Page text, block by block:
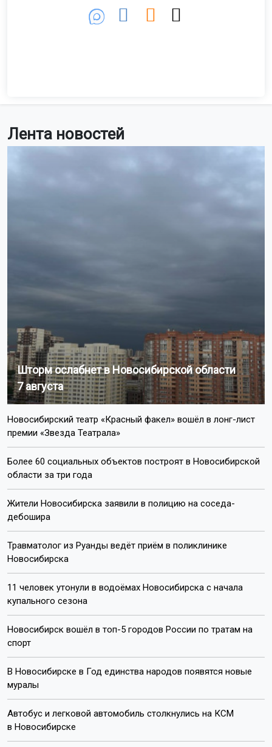
Лента новостей
Шторм ослабнет в Новосибирской области
7 августа
Новосибирский театр «Красный факел» вошёл в лонг-лист
премии «Звезда Театрала»
Более 60 социальных объектов построят в Новосибирской
области за три года
Жители Новосибирска заявили в полицию на соседа-
дебошира
Травматолог из Руанды ведёт приём в поликлинике
Новосибирска
11 человек утонули в водоёмах Новосибирска с начала
купального сезона
Новосибирск вошёл в топ-5 городов России по тратам на
спорт
В Новосибирске в Год единства народов появятся новые
муралы
Автобус и легковой автомобиль столкнулись на КСМ
в Новосибирске